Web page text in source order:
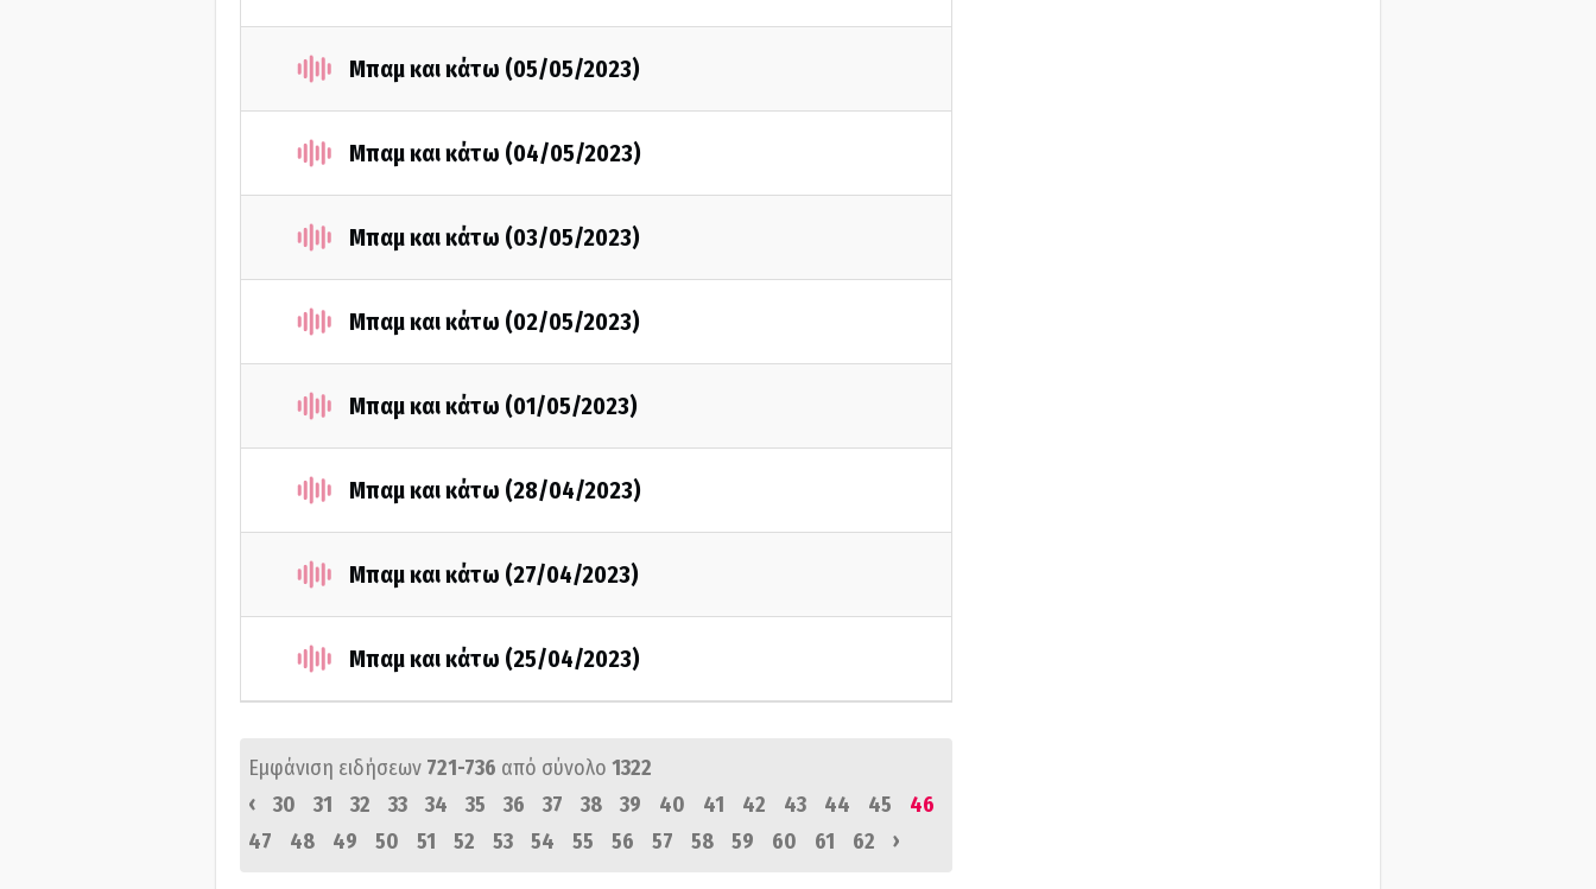
Μπαμ και κάτω (05/05/2023)
Μπαμ και κάτω (04/05/2023)
Μπαμ και κάτω (03/05/2023)
Μπαμ και κάτω (02/05/2023)
Μπαμ και κάτω (01/05/2023)
Μπαμ και κάτω (28/04/2023)
Μπαμ και κάτω (27/04/2023)
Μπαμ και κάτω (25/04/2023)
Εμφάνιση ειδήσεων 721-736 από σύνολο 1322
‹
30 31 32 33 34 35 36 37 38 39 40 41 42 43 44 45
46
47
48 49 50 51 52 53 54 55 56 57 58 59 60 61 62 ›